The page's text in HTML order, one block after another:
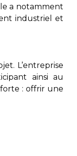
a notamment
industriel et
L’entreprise
ainsi au
forte : offrir une